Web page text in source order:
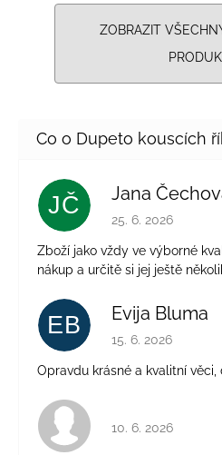
ZOBRAZIT
JČ Jana
Hodnocení
25. 6. 2026
Zboží jako vždy ve výborné
nákup a určitě si jej ještě
EB Evija Bluma
Hodnocení
15. 6. 2026
Opravdu krásné a kvalitní
Hodnocení
10. 6. 2026